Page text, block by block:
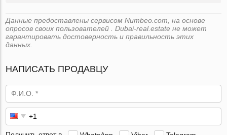
Данные предоставлены сервисом Numbeo.com, на основе
опросов своих пользователей . Dubai-real.estate не может
гарантировать достоверность и правильность этих
данных.
НАПИСАТЬ ПРОДАВЦУ